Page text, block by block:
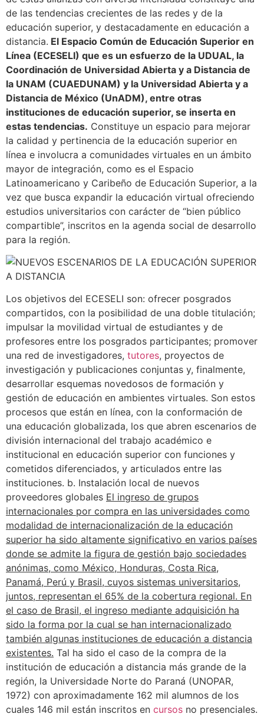
de las tendencias crecientes de las redes y de la
educación superior, y destacadamente en educación a
distancia. El Espacio Común de Educación Superior en
Línea (ECESELI) que es un esfuerzo de la UDUAL, la
Coordinación de Universidad Abierta y a Distancia de
la UNAM (CUAEDUNAM) y la Universidad Abierta y a
Distancia de México (UnADM), entre otras
instituciones de educación superior, se inserta en
estas tendencias. Constituye un espacio para mejorar
la calidad y pertinencia de la educación superior en
línea e involucra a comunidades virtuales en un ámbito
mayor de integración, como es el Espacio
Latinoamericano y Caribeño de Educación Superior, a la
vez que busca expandir la educación virtual ofreciendo
estudios universitarios con carácter de “bien público
compartible”, inscritos en la agenda social de desarrollo
para la región.
Los objetivos del ECESELI son: ofrecer posgrados
compartidos, con la posibilidad de una doble titulación;
impulsar la movilidad virtual de estudiantes y de
profesores entre los posgrados participantes; promover
una red de investigadores, tutores, proyectos de
investigación y publicaciones conjuntas y, finalmente,
desarrollar esquemas novedosos de formación y
gestión de educación en ambientes virtuales. Son estos
procesos que están en línea, con la conformación de
una educación globalizada, los que abren escenarios de
división internacional del trabajo académico e
institucional en educación superior con funciones y
cometidos diferenciados, y articulados entre las
instituciones. b. Instalación local de nuevos
proveedores globales El ingreso de grupos
internacionales por compra en las universidades como
modalidad de internacionalización de la educación
superior ha sido altamente significativo en varios países
donde se admite la figura de gestión bajo sociedades
anónimas, como México, Honduras, Costa Rica,
Panamá, Perú y Brasil, cuyos sistemas universitarios,
juntos, representan el 65% de la cobertura regional. En
el caso de Brasil, el ingreso mediante adquisición ha
sido la forma por la cual se han internacionalizado
también algunas instituciones de educación a distancia
existentes. Tal ha sido el caso de la compra de la
institución de educación a distancia más grande de la
región, la Universidade Norte do Paraná (UNOPAR,
1972) con aproximadamente 162 mil alumnos de los
cuales 146 mil están inscritos en cursos no presenciales.